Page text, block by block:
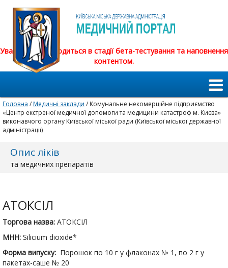
Увага! Сайт знаходиться в стадії бета-тестування та наповнення
контентом.
Головна /Медичні заклади / Комунальне некомерційне підприємство
«Центр екстреної медичної допомоги та медицини катастроф м. Києва»
виконавчого органу Київської міської ради (Київської міської державної
адміністрації)
Опис ліків
та медичних препаратів
АТОКСІЛ
Торгова назва: АТОКСІЛ
МНН: Silicium dioxide*
Форма випуску: Порошок по 10 г у флаконах № 1, по 2 г у
пакетах-саше № 20